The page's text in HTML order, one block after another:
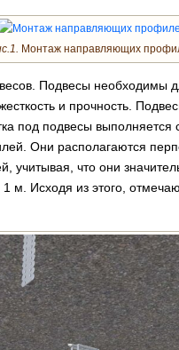
Монтаж направляющих
Подвесы необходимы
и прочность.
под подвесы
Они располагаются
учитывая, что они
м. Исходя из этого,